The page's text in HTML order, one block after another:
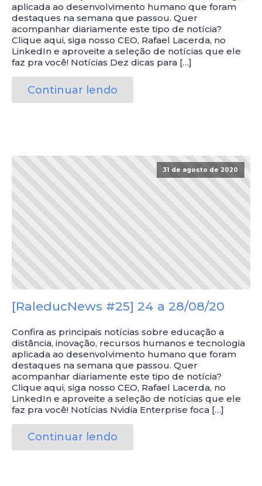
aplicada ao desenvolvimento humano que foram
destaques na semana que passou. Quer
acompanhar diariamente este tipo de notícia?
Clique aqui, siga nosso CEO, Rafael Lacerda, no
LinkedIn e aproveite a seleção de notícias que ele
faz pra você! Notícias Dez dicas para […]
Continuar lendo
31 de agosto de 2020
[RaleducNews #25] 24 a 28/08/20
Confira as principais notícias sobre educação a
distância, inovação, recursos humanos e tecnologia
aplicada ao desenvolvimento humano que foram
destaques na semana que passou. Quer
acompanhar diariamente este tipo de notícia?
Clique aqui, siga nosso CEO, Rafael Lacerda, no
LinkedIn e aproveite a seleção de notícias que ele
faz pra você! Notícias Nvidia Enterprise foca […]
Continuar lendo